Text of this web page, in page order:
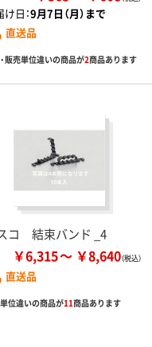
日：9月7日（月）まで
直送品
販売単位違いの商品が2商品あります
コ 結束バンド _4
￥6,315 ￥8,640
直送品
位違いの商品が11商品あります